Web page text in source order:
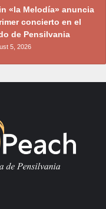
«la Melodía» anuncia
concierto en el
de Pensilvania
5, 2026